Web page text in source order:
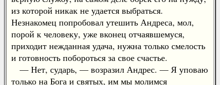
из которой никак не удается выбраться.
Незнакомец попробовал утешить Андреса, мол,
порой к человеку, уже вконец отчаявшемуся,
приходит нежданная удача, нужна только смелость
и готовность побороться за свое счастье.
— Нет, сударь, — возразил Андрес. — Я уповаю
только на Бога и святых, им мы молимся